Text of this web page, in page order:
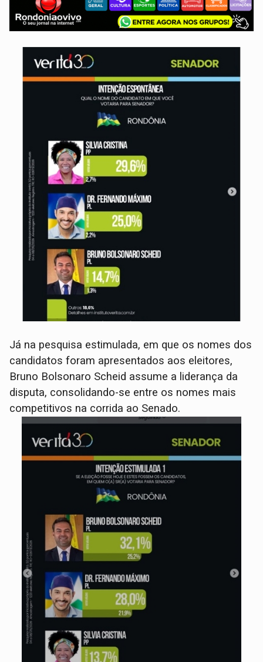
Já na pesquisa estimulada, em que os nomes dos
candidatos foram apresentados aos eleitores,
Bruno Bolsonaro Scheid assume a liderança da
disputa, consolidando-se entre os nomes mais
competitivos na corrida ao Senado.